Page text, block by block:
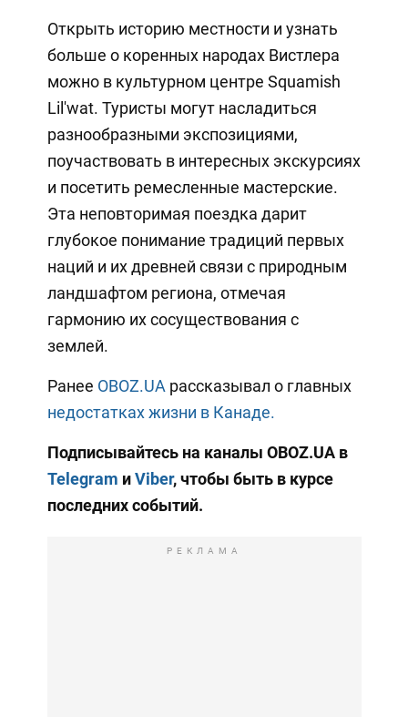
Открыть историю местности и узнать
больше о коренных народах Вистлера
можно в культурном центре Squamish
Lil'wat. Туристы могут насладиться
разнообразными экспозициями,
поучаствовать в интересных экскурсиях
и посетить ремесленные мастерские.
Эта неповторимая поездка дарит
глубокое понимание традиций первых
наций и их древней связи с природным
ландшафтом региона, отмечая
гармонию их сосуществования с
землей.
Ранее OBOZ.UA рассказывал о главных
недостатках жизни в Канаде.
Подписывайтесь на каналы OBOZ.UA в
Telegram иViber, чтобы быть в курсе
последних событий.
РЕКЛАМА